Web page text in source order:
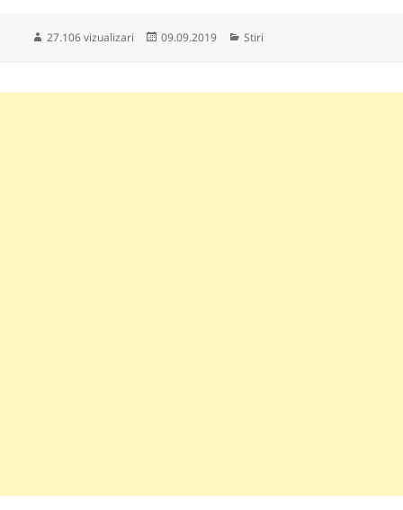
27.106 vizualizari
Publicat
09.09.2019 Categorii
Stiri